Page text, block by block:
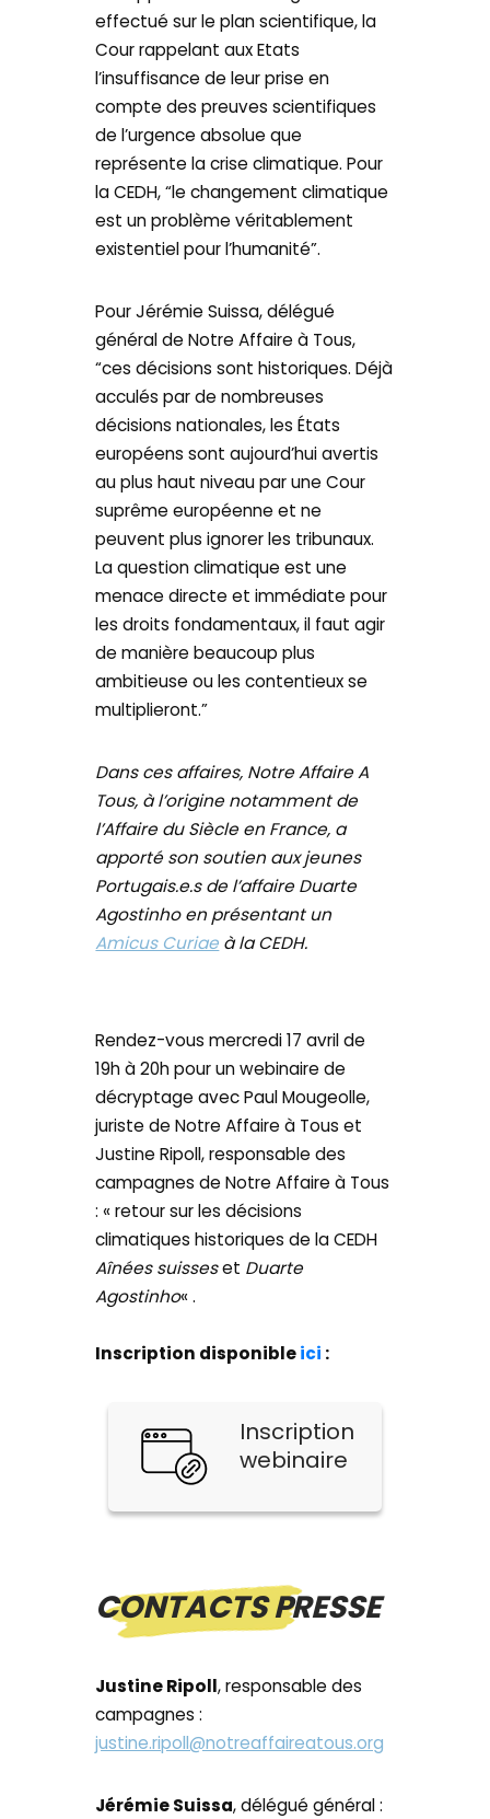
effectué sur le plan scientifique, la
Cour rappelant aux Etats
l’insuffisance de leur prise en
compte des preuves scientifiques
de l’urgence absolue que
représente la crise climatique. Pour
la CEDH, “le changement climatique
est un problème véritablement
existentiel pour l’humanité”.
Pour Jérémie Suissa, délégué
général de Notre Affaire à Tous,
“ces décisions sont historiques. Déjà
acculés par de nombreuses
décisions nationales, les États
européens sont aujourd’hui avertis
au plus haut niveau par une Cour
suprême européenne et ne
peuvent plus ignorer les tribunaux.
La question climatique est une
menace directe et immédiate pour
les droits fondamentaux, il faut agir
de manière beaucoup plus
ambitieuse ou les contentieux se
multiplieront.”
Dans ces affaires, Notre Affaire A
Tous, à l’origine notamment de
l’Affaire du Siècle en France, a
apporté son soutien aux jeunes
Portugais.e.s de l’affaire Duarte
Agostinho en présentant un
Amicus Curiae à la CEDH.
Rendez-vous mercredi 17 avril de
19h à 20h pour un webinaire de
décryptage avec Paul Mougeolle,
juriste de Notre Affaire à Tous et
Justine Ripoll, responsable des
campagnes de Notre Affaire à Tous
: « retour sur les décisions
climatiques historiques de la CEDH
Aînées suisseset Duarte
Agostinho« .
Inscription disponibleici :
Inscription
webinaire
CONTACTS PRESSE
Justine Ripoll, responsable des
campagnes :
justine.ripoll@notreaffaireatous.org
Jérémie Suissa, délégué général :